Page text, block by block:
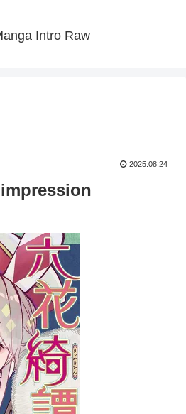
Intro Raw
2025.08.24